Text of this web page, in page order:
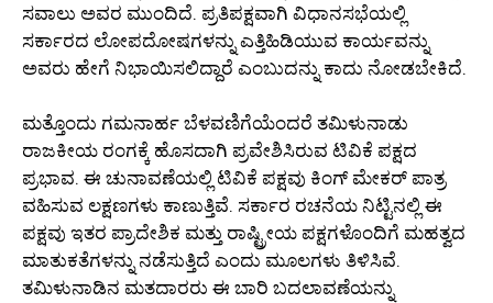
ಸವಾಲು ಅವರ ಮುಂದಿದೆ. ಪ್ರತಿಪಕ್ಷವಾಗಿ ವಿಧಾನಸಭೆಯಲ್ಲಿ
ಸರ್ಕಾರದ ಲೋಪದೋಷಗಳನ್ನು ಎತ್ತಿಹಿಡಿಯುವ ಕಾರ್ಯವನ್ನು
ಅವರು ಹೇಗೆ ನಿಭಾಯಿಸಲಿದ್ದಾರೆ ಎಂಬುದನ್ನು ಕಾದು ನೋಡಬೇಕಿದೆ.
ಮತ್ತೊಂದು ಗಮನಾರ್ಹ ಬೆಳವಣಿಗೆಯೆಂದರೆ ತಮಿಳುನಾಡು
ರಾಜಕೀಯ ರಂಗಕ್ಕೆ ಹೊಸದಾಗಿ ಪ್ರವೇಶಿಸಿರುವ ಟಿವಿಕೆ ಪಕ್ಷದ
ಪ್ರಭಾವ. ಈ ಚುನಾವಣೆಯಲ್ಲಿ ಟಿವಿಕೆ ಪಕ್ಷವು ಕಿಂಗ್ ಮೇಕರ್ ಪಾತ್ರ
ವಹಿಸುವ ಲಕ್ಷಣಗಳು ಕಾಣುತ್ತಿವೆ. ಸರ್ಕಾರ ರಚನೆಯ ನಿಟ್ಟಿನಲ್ಲಿ ಈ
ಪಕ್ಷವು ಇತರ ಪ್ರಾದೇಶಿಕ ಮತ್ತು ರಾಷ್ಟ್ರೀಯ ಪಕ್ಷಗಳೊಂದಿಗೆ ಮಹತ್ವದ
ಮಾತುಕತೆಗಳನ್ನು ನಡೆಸುತ್ತಿದೆ ಎಂದು ಮೂಲಗಳು ತಿಳಿಸಿವೆ.
ತಮಿಳುನಾಡಿನ ಮತದಾರರು ಈ ಬಾರಿ ಬದಲಾವಣೆಯನ್ನು